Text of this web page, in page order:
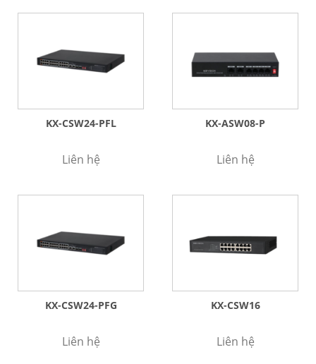
KX-CSW24-PFL
Liên hệ
KX-ASW08-P
Liên hệ
KX-CSW24-PFG
Liên hệ
KX-CSW16
Liên hệ